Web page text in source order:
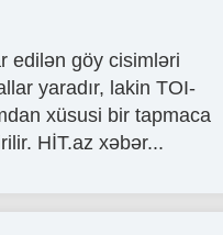
edilən göy cisimləri
yaradır, lakin TOI-
xüsusi bir tapmaca
HİT.az xəbər...